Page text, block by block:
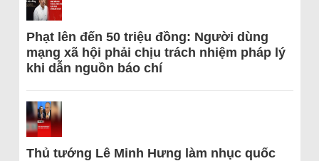
Phạt lên đến 50 triệu đồng: Người dùng
mạng xã hội phải chịu trách nhiệm pháp lý
khi dẫn nguồn báo chí
Thủ tướng Lê Minh Hưng làm nhục quốc